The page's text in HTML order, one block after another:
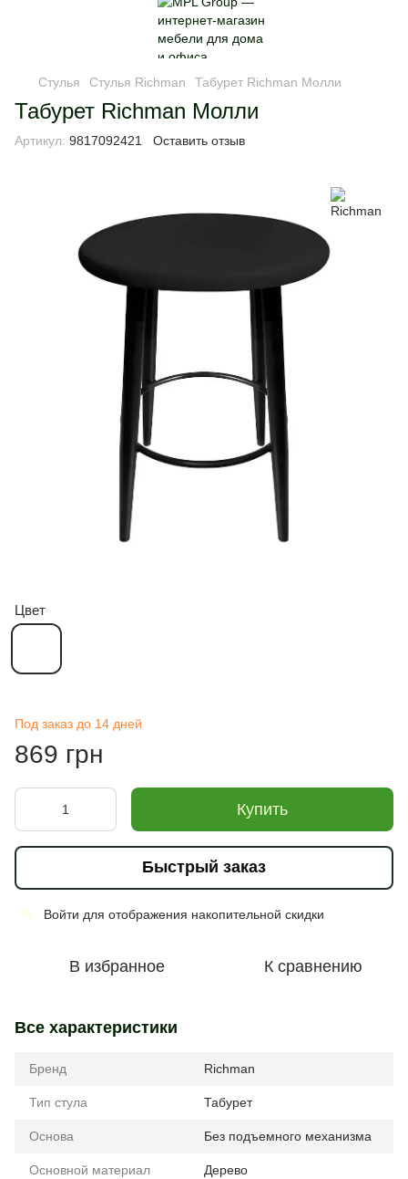
Стулья Стулья Richman Табурет Richman Молли
Табурет Richman Молли
Артикул: 9817092421 Оставить отзыв
Цвет
Под заказ до 14 дней
869 грн
Купить
Быстрый заказ
% Войти для отображения накопительной скидки
В избранное К сравнению
Все характеристики
Бренд Richman
Тип стула Табурет
Основа Без подъемного механизма
Основной материал Дерево